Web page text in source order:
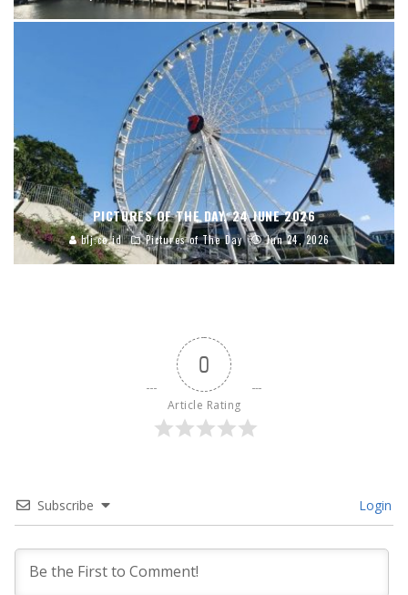
PICTURES OF THE DAY, 24 JUNE 2026
blj.co.id Pictures of The Day Jun 24, 2026
0
Article Rating
Subscribe Login